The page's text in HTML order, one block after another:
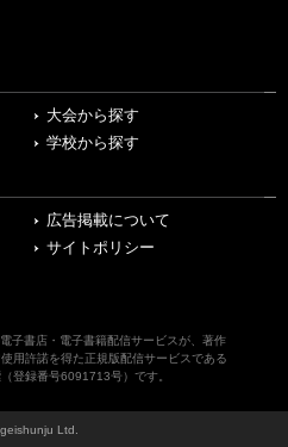
大会から探す
学校から探す
広告掲載について
サイトポリシー
子書店・電子書籍配信サービスが、著作
用許諾を得た正規版配信サービスである
登録番号6091713号）です。
Ltd.